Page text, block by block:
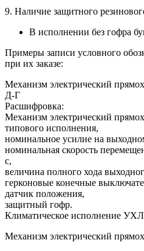
9. Наличие защитного
В исполнении без гофра
Примеры записи условного
при их заказе:
Механизм электрический
Д-Г
Расшифровка:
Механизм электрический
типового исполнения,
номинальное усилие на
номинальная скорость
с,
величина полного хода
герконовые конечные
датчик положения,
защитный гофр.
Климатическое исполнение
Механизм электрический